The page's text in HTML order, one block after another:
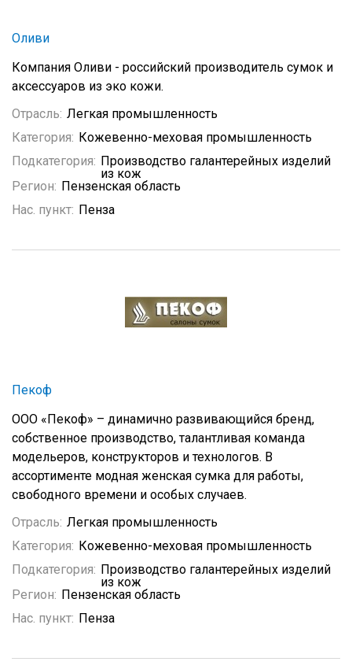
Оливи
Компания Оливи - российский производитель сумок и
аксессуаров из эко кожи.
Отрасль: Легкая промышленность
Категория: Кожевенно-меховая промышленность
Подкатегория: Производство галантерейных изделий
из кож
Регион: Пензенская область
Нас. пункт: Пенза
Пекоф
ООО «Пекоф» – динамично развивающийся бренд,
собственное производство, талантливая команда
модельеров, конструкторов и технологов. В
ассортименте модная женская сумка для работы,
свободного времени и особых случаев.
Отрасль: Легкая промышленность
Категория: Кожевенно-меховая промышленность
Подкатегория: Производство галантерейных изделий
из кож
Регион: Пензенская область
Нас. пункт: Пенза